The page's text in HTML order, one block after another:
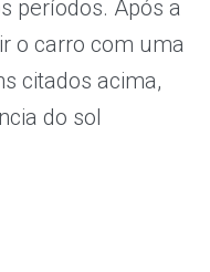
períodos. Após a
o carro com uma
citados acima,
do sol